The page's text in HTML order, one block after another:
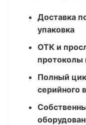
Доставка
упаковка
ОТК и
протоколы
Полный
серийного